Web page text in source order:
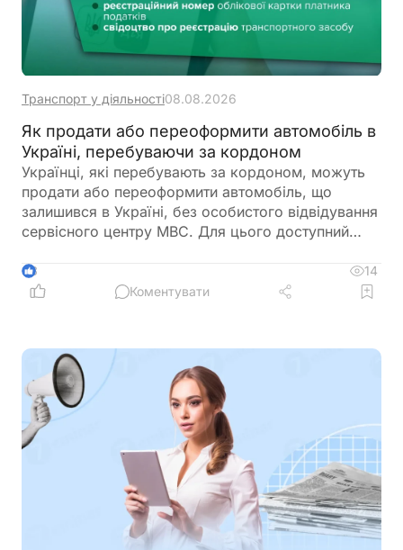
Транспорт у діяльності08.08.2026
Як продати або переоформити автомобіль в
Україні, перебуваючи за кордоном
Українці, які перебувають за кордоном, можуть
продати або переоформити автомобіль, що
залишився в Україні, без особистого відвідування
сервісного центру МВС. Для цього доступний
довіреності на уповноваженого представника
3
14
Коментувати